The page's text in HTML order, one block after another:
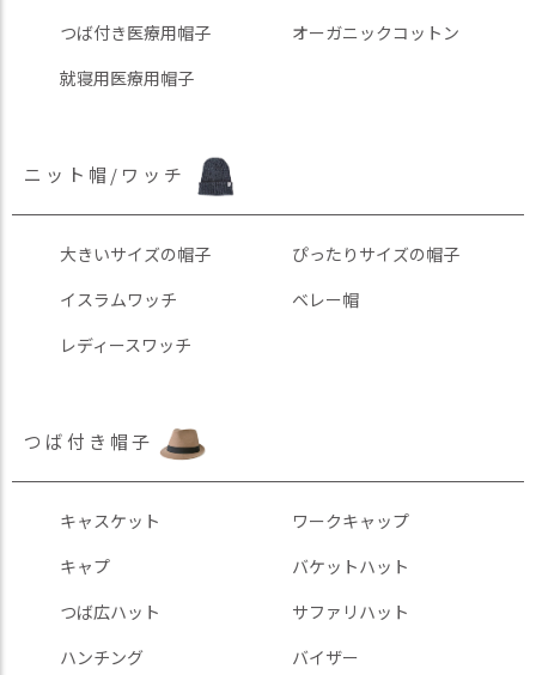
つば付き医療用帽子
オーガニックコットン
就寝用医療用帽子
ニット帽/ワッチ
大きいサイズの帽子
ぴったりサイズの帽子
イスラムワッチ
ベレー帽
レディースワッチ
つば付き帽子
キャスケット
ワークキャップ
キャプ
バケットハット
つば広ハット
サファリハット
ハンチング
バイザー